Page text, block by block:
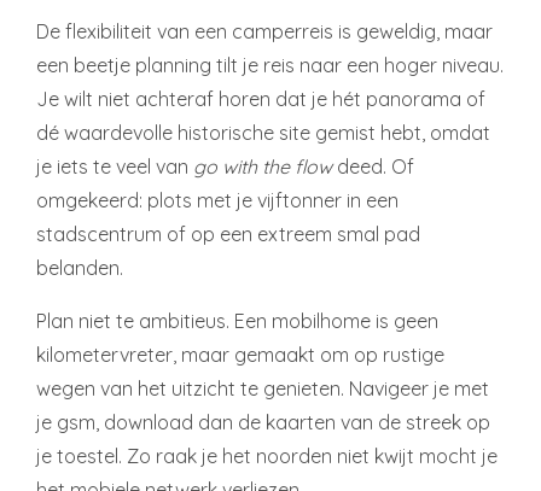
De flexibiliteit van een camperreis is geweldig, maar
een beetje planning tilt je reis naar een hoger niveau.
Je wilt niet achteraf horen dat je hét panorama of
dé waardevolle historische site gemist hebt, omdat
je iets te veel van go with the flowdeed. Of
omgekeerd: plots met je vijftonner in een
stadscentrum of op een extreem smal pad
belanden.
Plan niet te ambitieus. Een mobilhome is geen
kilometervreter, maar gemaakt om op rustige
wegen van het uitzicht te genieten. Navigeer je met
je gsm, download dan de kaarten van de streek op
je toestel. Zo raak je het noorden niet kwijt mocht je